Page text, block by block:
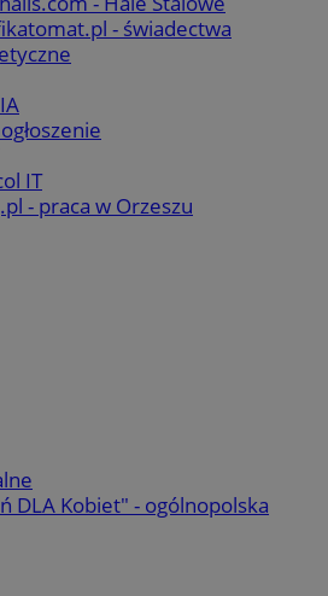
- świadectwa
IT
- praca w Orzeszu
DLA Kobiet" - ogólnopolska